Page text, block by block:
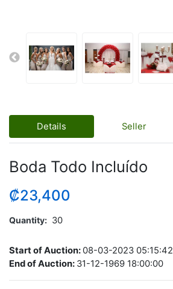
Details Seller
Boda Todo Incluído
₡23,400
Quantity 30
Start of Auction: 08-03-2023 05:15:42
End of Auction: 31-12-1969 18:00:00